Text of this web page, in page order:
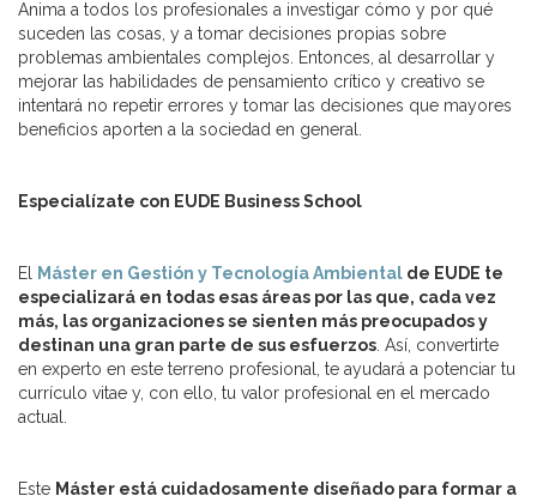
Anima a todos los profesionales a investigar cómo y por qué
suceden las cosas, y a tomar decisiones propias sobre
problemas ambientales complejos. Entonces, al desarrollar y
mejorar las habilidades de pensamiento crítico y creativo se
intentará no repetir errores y tomar las decisiones que mayores
beneficios aporten a la sociedad en general.
Especialízate con EUDE Business School
El Máster en Gestión y Tecnología Ambiental de EUDE te
especializará en todas esas áreas por las que, cada vez
más, las organizaciones se sienten más preocupados y
destinan una gran parte de sus esfuerzos . Así, convertirte
en experto en este terreno profesional, te ayudará a potenciar tu
currículo vitae y, con ello, tu valor profesional en el mercado
actual.
Este Máster está cuidadosamente diseñado para formar a